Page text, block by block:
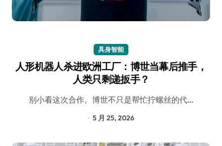
具身智能
人形机器人杀进欧洲工厂：博世当幕后推手，
人类只剩递扳手？
别小看这次合作。博世不只是帮忙拧螺丝的代…
5 月 25, 2026